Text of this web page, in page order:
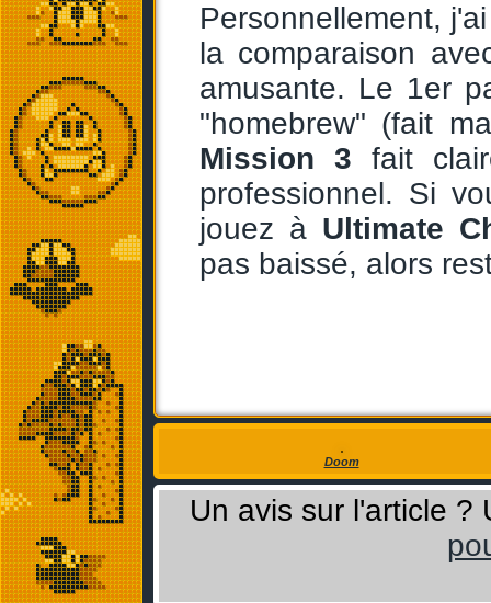
Personnellement,
la comparaison
amusante. Le 1er
"homebrew" (fait
Mission 3 fait
professionnel. Si
jouez à Ultimate
pas baissé, alors
Doom
Un avis sur l'article